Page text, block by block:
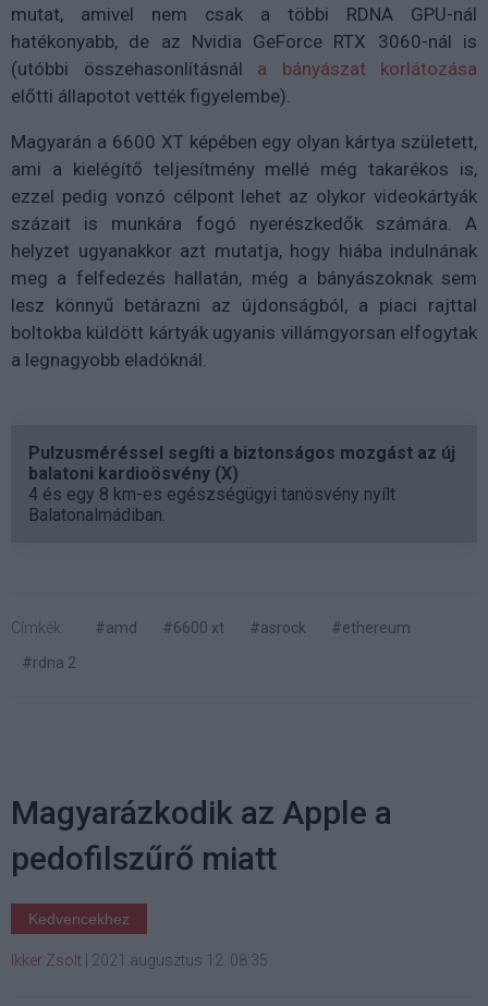
mutat, amivel nem csak a többi RDNA GPU-nál
hatékonyabb, de az Nvidia GeForce RTX 3060-nál is
(utóbbi összehasonlításnál a bányászat korlátozása
előtti állapotot vették figyelembe).
Magyarán a 6600 XT képében egy olyan kártya született,
ami a kielégítő teljesítmény mellé még takarékos is,
ezzel pedig vonzó célpont lehet az olykor videokártyák
százait is munkára fogó nyerészkedők számára. A
helyzet ugyanakkor azt mutatja, hogy hiába indulnának
meg a felfedezés hallatán, még a bányászoknak sem
lesz könnyű betárazni az újdonságból, a piaci rajttal
boltokba küldött kártyák ugyanis villámgyorsan elfogytak
a legnagyobb eladóknál.
Pulzusméréssel segíti a biztonságos mozgást az új
balatoni kardioösvény (X)
4 és egy 8 km-es egészségügyi tanösvény nyílt
Balatonalmádiban.
Címkék: #amd #6600 xt #asrock
#ethereum
#rdna 2
Magyarázkodik az Apple a
pedofilszűrő miatt
Kedvencekhez
Ikker Zsolt | 2021 augusztus 12. 08:35